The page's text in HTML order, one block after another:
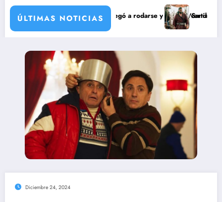
ÚLTIMAS NOTICIAS
de María Castro
Ordóñez que nunca llegó a rodarse y que convertía a Isabel
‘Sandokán’
Diciembre 24, 2024